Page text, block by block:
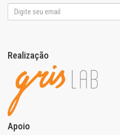
Realização
Apoio